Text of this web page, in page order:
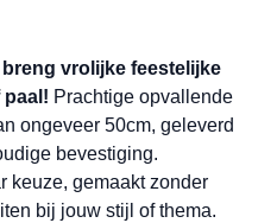
vrolijke feestelijke
paal! Prachtige opvallende
ongeveer 50cm, geleverd
bevestiging.
keuze, gemaakt zonder
bij jouw stijl of thema.